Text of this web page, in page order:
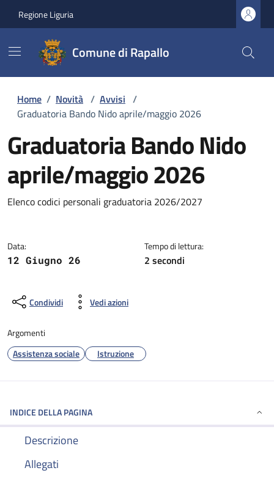
Regione Liguria
Comune di Rapallo
Home / Novità / Avvisi /
Graduatoria Bando Nido aprile/maggio 2026
Graduatoria Bando Nido
aprile/maggio 2026
Dettagli della notizia
Elenco codici personali graduatoria 2026/2027
Data:
12 Giugno 26
Tempo di lettura:
2 secondi
Condividi Vedi azioni
Argomenti
Assistenza sociale
Istruzione
INDICE DELLA PAGINA
Descrizione
Allegati